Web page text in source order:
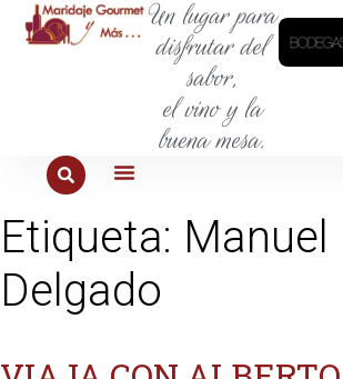
Un lugar para
disfrutar del
sabor,
el vino y la
buena mesa.
Etiqueta: Manuel
Delgado